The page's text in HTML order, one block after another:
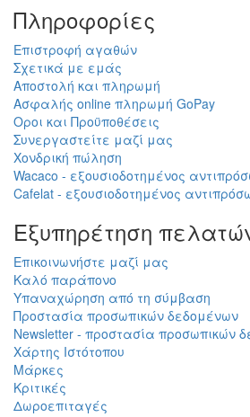
Πληροφορίες
Επιστροφή αγαθών
Σχετικά με εμάς
Αποστολή και πληρωμή
Ασφαλής online πληρωμή GoPay
Οροι και Προϋποθέσεις
Συνεργαστείτε μαζί μας
Χονδρική πώληση
Wacaco - εξουσιοδοτημένος
Cafelat - εξουσιοδοτημένος
Εξυπηρέτηση
Επικοινωνήστε μαζί μας
Καλό παράπονο
Υπαναχώρηση από τη σύμβαση
Προστασία προσωπικών δεδομένων
Newsletter - προστασία προσωπικών
Χάρτης Ιστότοπου
Μάρκες
Κριτικές
Δωροεπιταγές